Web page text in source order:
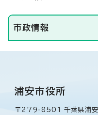
市政情報
浦安市役所
〒279-8501 千葉県浦安